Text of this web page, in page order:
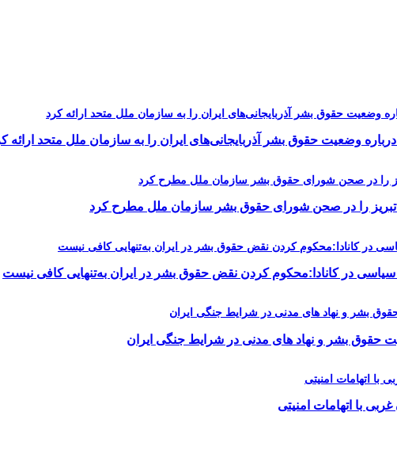
وضعیت حقوق بشر آذربایجانی‌های ایران را به سازمان ملل متحد ارائه
تبریز را در صحن شورای حقوق بشر سازمان ملل مطرح کرد
سیاسی در کانادا:محکوم کردن نقض حقوق بشر در ایران به‌تنهایی کافی نیست
حقوق بشر و نهاد های مدنی در شرایط جنگی ایران
با اتهامات امنیتی